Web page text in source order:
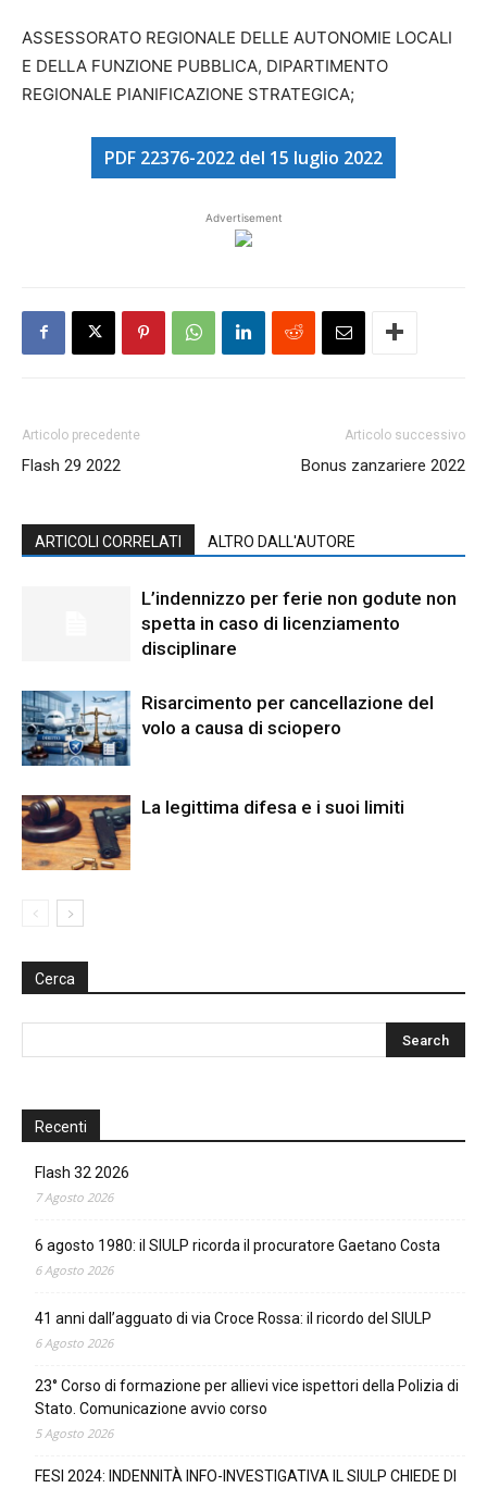
ASSESSORATO REGIONALE DELLE AUTONOMIE LOCALI
E DELLA FUNZIONE PUBBLICA, DIPARTIMENTO
REGIONALE PIANIFICAZIONE STRATEGICA;
PDF 22376-2022 del 15 luglio 2022
Advertisement
Articolo precedente
Flash 29 2022
Articolo successivo
Bonus zanzariere 2022
ARTICOLI CORRELATI ALTRO DALL'AUTORE
L’indennizzo per ferie non godute non
spetta in caso di licenziamento
disciplinare
Risarcimento per cancellazione del
volo a causa di sciopero
La legittima difesa e i suoi limiti
Cerca
Recenti
Flash 32 2026
7 Agosto 2026
6 agosto 1980: il SIULP ricorda il procuratore Gaetano Costa
6 Agosto 2026
41 anni dall’agguato di via Croce Rossa: il ricordo del SIULP
6 Agosto 2026
23° Corso di formazione per allievi vice ispettori della Polizia di
Stato. Comunicazione avvio corso
5 Agosto 2026
FESI 2024: INDENNITÀ INFO-INVESTIGATIVA IL SIULP CHIEDE DI